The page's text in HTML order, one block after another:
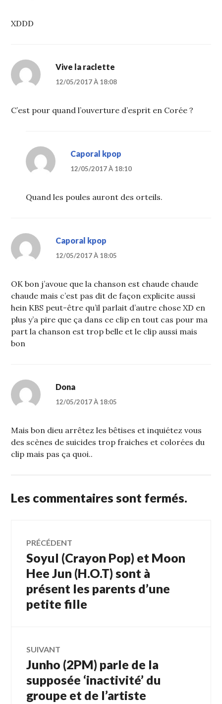
XDDD
Vive la raclette
12/05/2017 À 18:08
C’est pour quand l’ouverture d’esprit en Corée ?
Caporal kpop
12/05/2017 À 18:10
Quand les poules auront des orteils.
Caporal kpop
12/05/2017 À 18:05
OK bon j’avoue que la chanson est chaude chaude
chaude mais c’est pas dit de façon explicite aussi
hein KBS peut-être qu’il parlait d’autre chose XD en
plus y’a pire que ça dans ce clip en tout cas pour ma
part la chanson est trop belle et le clip aussi mais
bon
Dona
12/05/2017 À 18:05
Mais bon dieu arrêtez les bêtises et inquiétez vous
des scènes de suicides trop fraiches et colorées du
clip mais pas ça quoi..
Les commentaires sont fermés.
Navigation
de
l’article
PRÉCÉDENT
Article
précédent :
Soyul (Crayon Pop) et Moon
Hee Jun (H.O.T) sont à
présent les parents d’une
petite fille
SUIVANT
Article
Junho (2PM) parle de la
supposée ‘inactivité’ du
groupe et de l’artiste